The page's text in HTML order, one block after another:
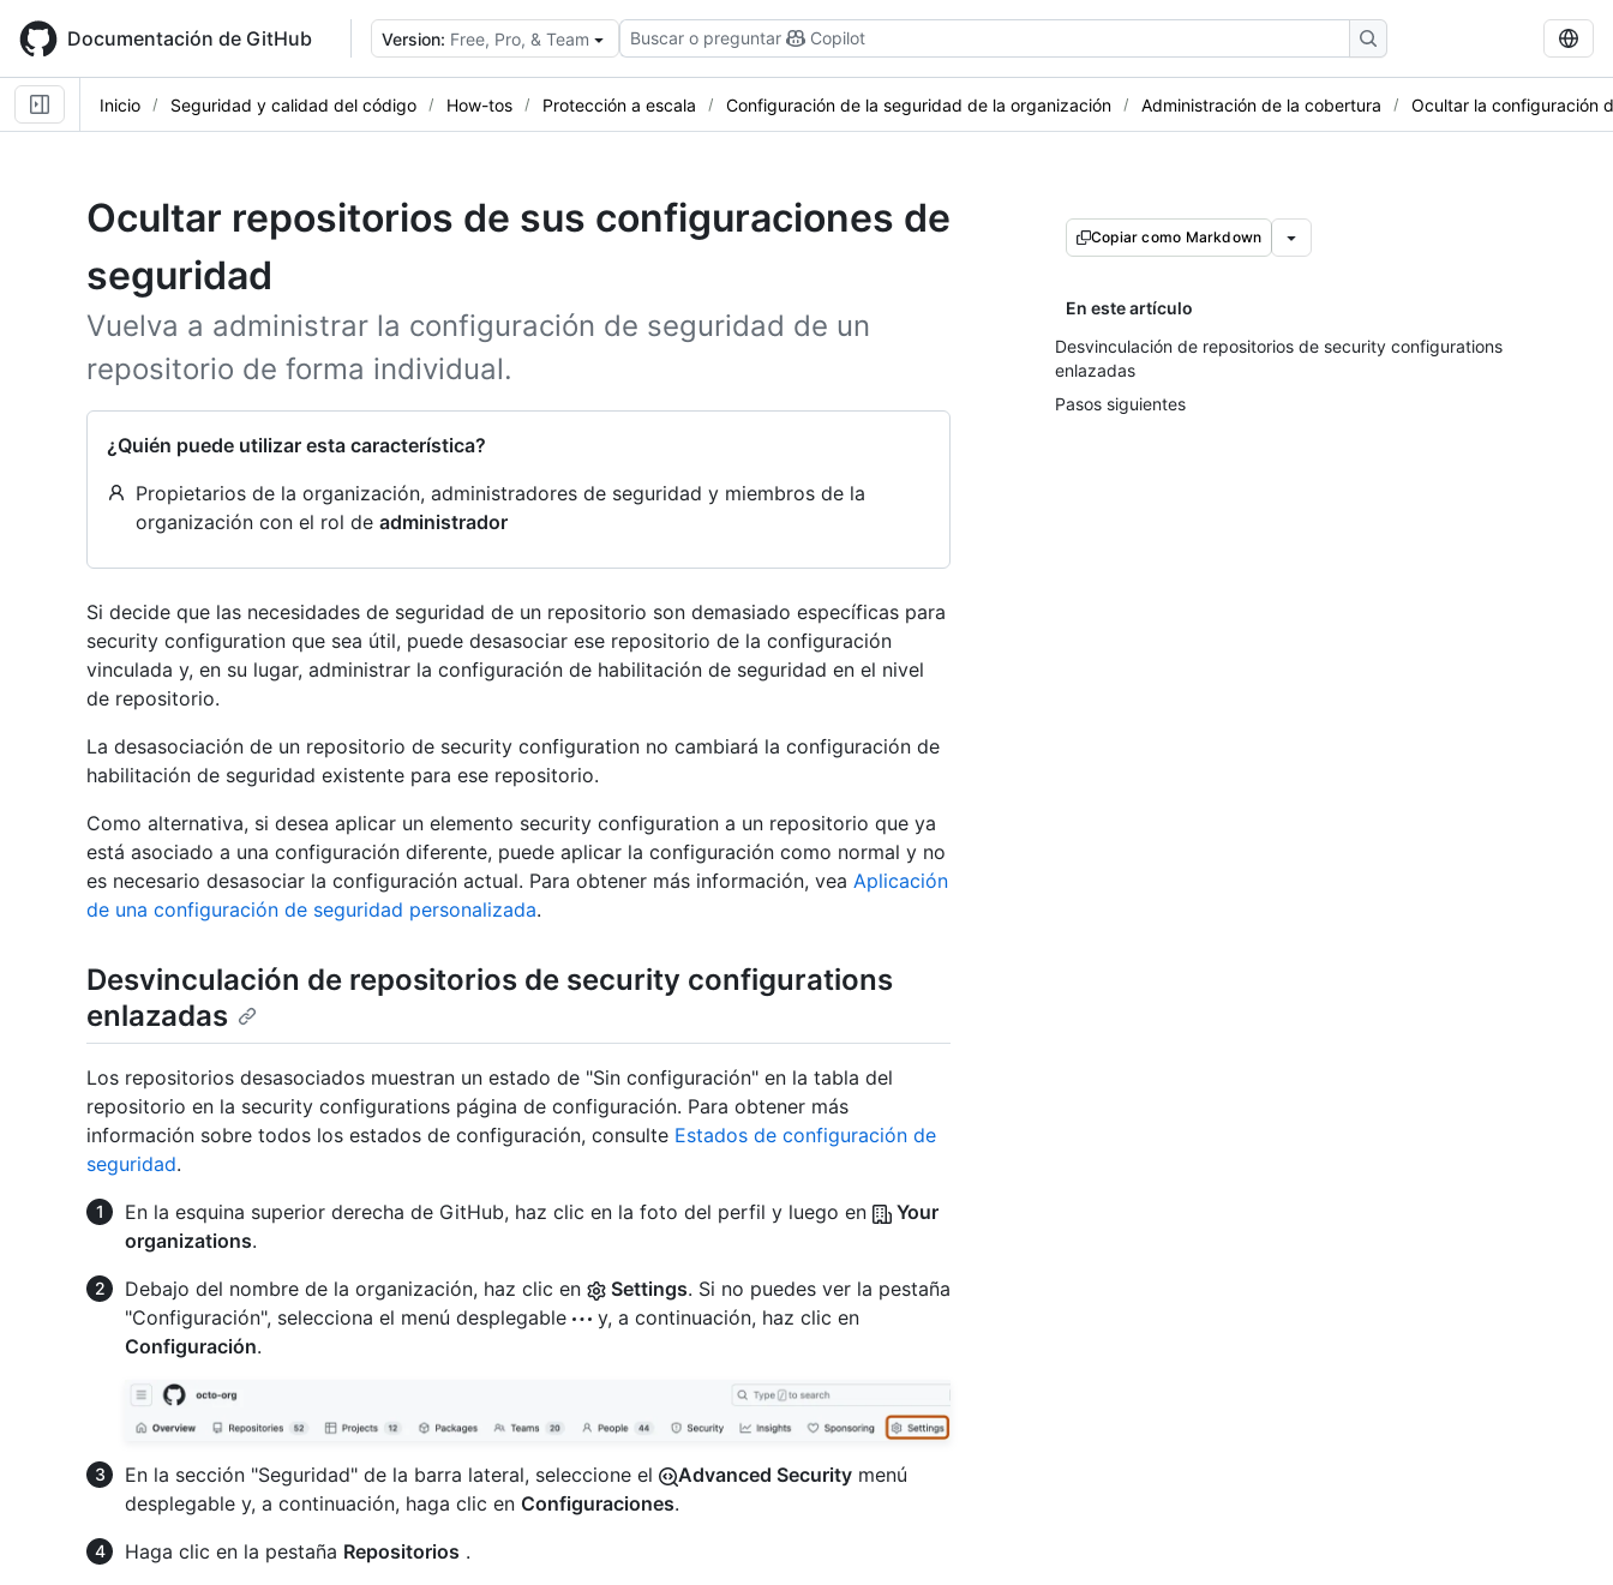
main
content
Documentación de GitHub Version: Free, Pro, & Team Buscar o preguntar Copilot
Inicio Seguridad y calidad del código How-tos Protección a escala Configuración de la seguridad de la organización Administración de la cobertura Ocultar la configuración
Ocultar repositorios de sus configuraciones de
seguridad
Vuelva a administrar la configuración de seguridad de un
repositorio de forma individual.
¿Quién puede utilizar esta característica?
Propietarios de la organización, administradores de seguridad y miembros de la
organización con el rol de administrador
Copiar como Markdown
En este artículo
Desvinculación de repositorios de security configurations
enlazadas
Pasos siguientes
Si decide que las necesidades de seguridad de un repositorio son demasiado específicas para
security configuration que sea útil, puede desasociar ese repositorio de la configuración
vinculada y, en su lugar, administrar la configuración de habilitación de seguridad en el nivel
de repositorio.
La desasociación de un repositorio de security configuration no cambiará la configuración de
habilitación de seguridad existente para ese repositorio.
Como alternativa, si desea aplicar un elemento security configuration a un repositorio que ya
está asociado a una configuración diferente, puede aplicar la configuración como normal y no
es necesario desasociar la configuración actual. Para obtener más información, vea Aplicación
de una configuración de seguridad personalizada.
Desvinculación de repositorios de security configurations
enlazadas
Los repositorios desasociados muestran un estado de "Sin configuración" en la tabla del
repositorio en la security configurations página de configuración. Para obtener más
información sobre todos los estados de configuración, consulte Estados de configuración de
seguridad.
En la esquina superior derecha de GitHub, haz clic en la foto del perfil y luego en
Your
organizations.
Debajo del nombre de la organización, haz clic en
Settings. Si no puedes ver la pestaña
"Configuración", selecciona el menú desplegable
y, a continuación, haz clic en
Configuración.
En la sección "Seguridad" de la barra lateral, seleccione el Advanced Security menú
desplegable y, a continuación, haga clic en Configuraciones.
Haga clic en la pestaña Repositorios .